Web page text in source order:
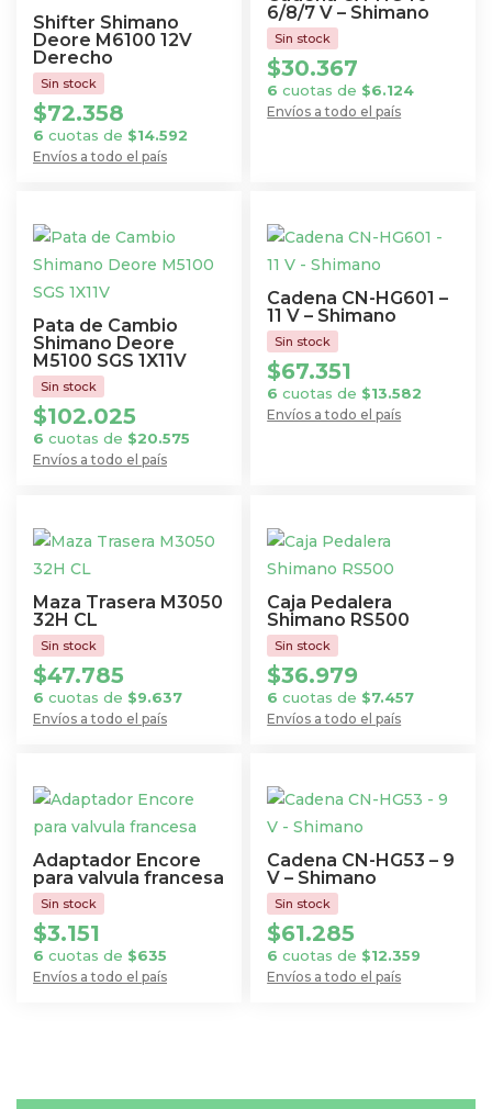
Shifter Shimano
Deore M6100 12V
Derecho
Envíos a todo el país
$72.358
6 cuotas de $14.592
6/8/7 V – Shimano
Envíos a todo el país
$30.367
6 cuotas de $6.124
Pata de Cambio
Shimano Deore
M5100 SGS 1X11V
Envíos a todo el país
$102.025
6 cuotas de $20.575
Cadena CN-HG601 –
11 V – Shimano
Envíos a todo el país
$67.351
6 cuotas de $13.582
Maza Trasera M3050
32H CL
Envíos a todo el país
$47.785
6 cuotas de $9.637
Caja Pedalera
Shimano RS500
Envíos a todo el país
$36.979
6 cuotas de $7.457
Adaptador Encore
para valvula francesa
Envíos a todo el país
$3.151
6 cuotas de $635
Cadena CN-HG53 – 9
V – Shimano
Envíos a todo el país
$61.285
6 cuotas de $12.359